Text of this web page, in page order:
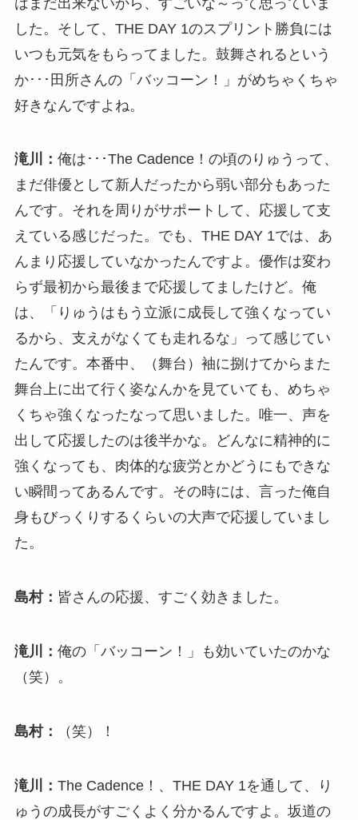
した。そして、THE DAY 1のスプリント勝負には
いつも元気をもらってました。鼓舞されるという
か･･･田所さんの「バッコーン！」がめちゃくちゃ
好きなんですよね。
滝川： 俺は･･･The Cadence！の頃のりゅうって、
まだ俳優として新人だったから弱い部分もあった
んです。それを周りがサポートして、応援して支
えている感じだった。でも、THE DAY 1では、あ
んまり応援していなかったんですよ。優作は変わ
らず最初から最後まで応援してましたけど。俺
は、「りゅうはもう立派に成長して強くなってい
るから、支えがなくても走れるな」って感じてい
たんです。本番中、（舞台）袖に捌けてからまた
舞台上に出て行く姿なんかを見ていても、めちゃ
くちゃ強くなったなって思いました。唯一、声を
出して応援したのは後半かな。どんなに精神的に
強くなっても、肉体的な疲労とかどうにもできな
い瞬間ってあるんです。その時には、言った俺自
身もびっくりするくらいの大声で応援していまし
た。
島村： 皆さんの応援、すごく効きました。
滝川： 俺の「バッコーン！」も効いていたのかな
（笑）。
島村： （笑）！
滝川： The Cadence！、THE DAY 1を通して、り
ゅうの成長がすごくよく分かるんですよ。坂道の